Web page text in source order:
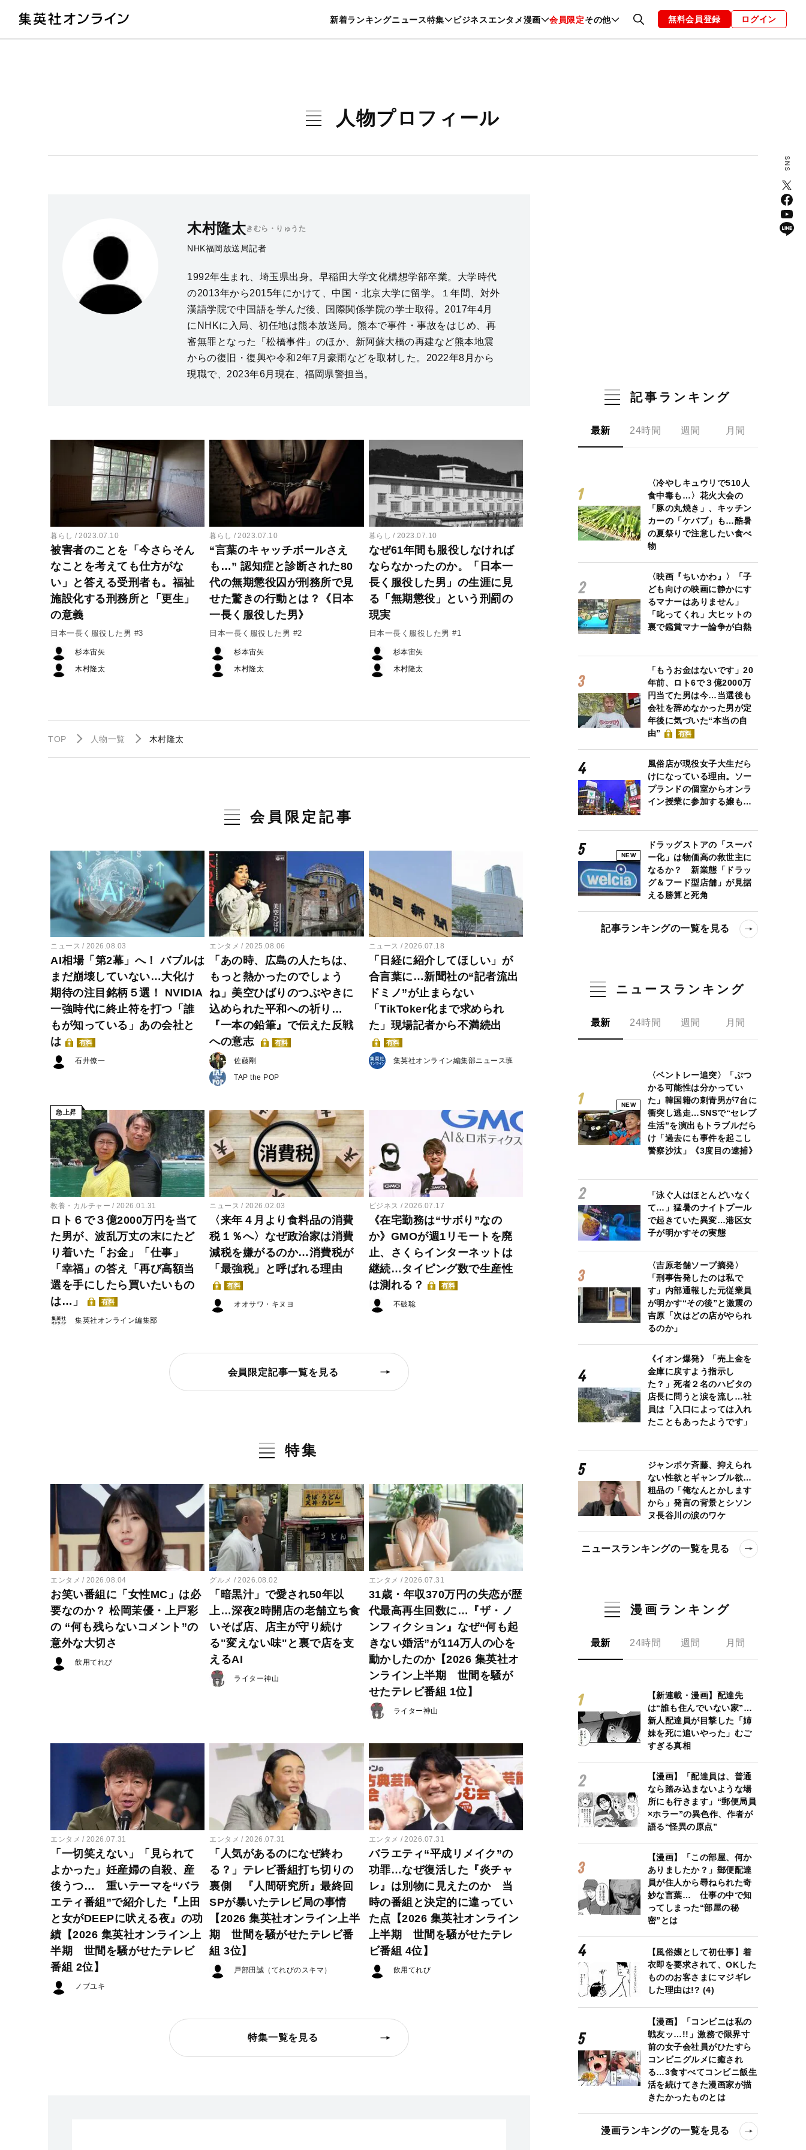
新着ランキングニュース特集 ビジネスエンタメ漫画 会員限定その他
暮らし スポーツ ヘルスケア 美容 グルメ ファッション 恋愛・結婚 編集部 お知らせ
無料会員登録 ログイン
人物プロフィール
木村隆太きむら・りゅうた
NHK福岡放送局記者
1992年生まれ、埼玉県出身。早稲田大学文化構想学部卒業。大学時代
の2013年から2015年にかけて、中国・北京大学に留学。１年間、対外
漢語学院で中国語を学んだ後、国際関係学院の学士取得。2017年4月
にNHKに入局、初任地は熊本放送局。熊本で事件・事故をはじめ、再
審無罪となった「松橋事件」のほか、新阿蘇大橋の再建など熊本地震
からの復旧・復興や令和2年7月豪雨などを取材した。2022年8月から
現職で、2023年6月現在、福岡県警担当。
暮らし 2023.07.10
被害者のことを「今さらそん
なことを考えても仕方がな
い」と答える受刑者も。福祉
施設化する刑務所と「更生」
の意義
日本一長く服役した男 #3
杉本宙矢
木村隆太
暮らし 2023.07.10
“言葉のキャッチボールさえ
も…” 認知症と診断された80
代の無期懲役囚が刑務所で見
せた驚きの行動とは？《日本
一長く服役した男》
日本一長く服役した男 #2
杉本宙矢
木村隆太
暮らし 2023.07.10
なぜ61年間も服役しなければ
ならなかったのか。「日本一
長く服役した男」の生涯に見
る「無期懲役」という刑罰の
現実
日本一長く服役した男 #1
杉本宙矢
木村隆太
TOP 人物一覧 木村隆太
会員限定記事
ニュース 2026.08.03
AI相場「第2幕」へ！ バブルは
まだ崩壊していない…大化け
期待の注目銘柄５選！ NVIDIA
一強時代に終止符を打つ「誰
もが知っている」あの会社と
は
有料
石井僚一
エンタメ 2025.08.06
「あの時、広島の人たちは、
もっと熱かったのでしょう
ね」美空ひばりのつぶやきに
込められた平和への祈り…
『一本の鉛筆』で伝えた反戦
への意志
有料
佐藤剛
TAP the POP
ニュース 2026.07.18
「日経に紹介してほしい」が
合言葉に…新聞社の“記者流出
ドミノ”が止まらない
「TikToker化まで求められ
た」現場記者から不満続出
有料
集英社オンライン編集部ニュース班
急上昇
教養・カルチャー 2026.01.31
ロト６で３億2000万円を当て
た男が、波乱万丈の末にたど
り着いた「お金」「仕事」
「幸福」の答え「再び高額当
選を手にしたら買いたいもの
は…」
有料
集英社オンライン編集部
ニュース 2026.02.03
〈来年４月より食料品の消費
税１％へ〉なぜ政治家は消費
減税を嫌がるのか…消費税が
「最強税」と呼ばれる理由
有料
オオサワ・キヌヨ
ビジネス 2026.07.17
《在宅勤務は“サボり”なの
か》GMOが週1リモートを廃
止、さくらインターネットは
継続…タイピング数で生産性
は測れる？
有料
不破聡
会員限定記事一覧を見る
特集
エンタメ 2026.08.04
お笑い番組に「女性MC」は必
要なのか？ 松岡茉優・上戸彩
の “何も残らないコメント”の
意外な大切さ
飲用てれび
グルメ 2026.08.02
「暗黒汁」で愛され50年以
上…深夜2時開店の老舗立ち食
いそば店、店主が守り続け
る"変えない味"と裏で店を支
えるAI
ライター神山
エンタメ 2026.07.31
31歳・年収370万円の失恋が歴
代最高再生回数に…『ザ・ノ
ンフィクション』なぜ“何も起
きない婚活”が114万人の心を
動かしたのか【2026 集英社オ
ンライン上半期 世間を騒が
せたテレビ番組 1位】
ライター神山
エンタメ 2026.07.31
「一切笑えない」「見られて
よかった」妊産婦の自殺、産
後うつ… 重いテーマを“バラ
エティ番組”で紹介した『上田
と女がDEEPに吠える夜』の功
績【2026 集英社オンライン上
半期 世間を騒がせたテレビ
番組 2位】
ノブユキ
エンタメ 2026.07.31
「人気があるのになぜ終わ
る？」テレビ番組打ち切りの
裏側 『人間研究所』最終回
SPが暴いたテレビ局の事情
【2026 集英社オンライン上半
期 世間を騒がせたテレビ番
組 3位】
戸部田誠（てれびのスキマ）
エンタメ 2026.07.31
バラエティ“平成リメイク”の
功罪…なぜ復活した『炎チャ
レ』は別物に見えたのか 当
時の番組と決定的に違ってい
た点【2026 集英社オンライン
上半期 世間を騒がせたテレ
ビ番組 4位】
飲用てれび
特集一覧を見る
記事ランキング
最新 24時間 週間 月間
〈冷やしキュウリで510人
食中毒も…〉花火大会の
「豚の丸焼き」、キッチン
カーの「ケバブ」も…酷暑
の夏祭りで注意したい食べ
物
〈映画『ちいかわ』〉「子
ども向けの映画に静かにす
るマナーはありません」
「叱ってくれ」大ヒットの
裏で鑑賞マナー論争が白熱
「もうお金はないです」20
年前、ロト6で３億2000万
円当てた男は今…当選後も
会社を辞めなかった男が定
年後に気づいた“本当の自
由”
有料
風俗店が現役女子大生だら
けになっている理由。ソー
プランドの個室からオンラ
イン授業に参加する嬢も…
NEW
ドラッグストアの「スーパ
ー化」は物価高の救世主に
なるか？ 新業態「ドラッ
グ＆フード型店舗」が見据
える勝算と死角
記事ランキングの一覧を見る
ニュースランキング
最新 24時間 週間 月間
NEW
〈ベントレー追突〉「ぶつ
かる可能性は分かってい
た」韓国籍の刺青男が7台に
衝突し逃走…SNSで“セレブ
生活”を演出もトラブルだら
け「過去にも事件を起こし
警察沙汰」《3度目の逮捕》
「泳ぐ人はほとんどいなく
て…」猛暑のナイトプール
で起きていた異変…港区女
子が明かすその実態
〈吉原老舗ソープ摘発〉
「刑事告発したのは私で
す」内部通報した元従業員
が明かす“その後”と激震の
吉原「次はどの店がやられ
るのか」
《イオン爆発》「売上金を
金庫に戻すよう指示し
た？」死者２名のハビタの
店長に問うと涙を流し…社
員は「入口によっては入れ
たこともあったようです」
ジャンポケ斉藤、抑えられ
ない性欲とギャンブル欲…
粗品の「俺なんとかします
から」発言の背景とシソン
ヌ長谷川の涙のワケ
ニュースランキングの一覧を見る
漫画ランキング
最新 24時間 週間 月間
【新連載・漫画】配達先
は“誰も住んでいない家”…
新人配達員が目撃した「姉
妹を死に追いやった」むご
すぎる真相
【漫画】「配達員は、普通
なら踏み込まないような場
所にも行きます」“郵便局員
×ホラー”の異色作、作者が
語る“怪異の原点”
【漫画】「この部屋、何か
ありましたか？」郵便配達
員が住人から尋ねられた奇
妙な言葉… 仕事の中で知
ってしまった“部屋の秘
密”とは
【風俗嬢として初仕事】着
衣即を要求されて、OKした
もののお客さまにマジギレ
した理由は!? (4)
【漫画】「コンビニは私の
戦友ッ…!!」激務で限界寸
前の女子会社員がひたすら
コンビニグルメに癒され
る…3食すべてコンビニ飯生
活を続けてきた漫画家が描
きたかったものとは
漫画ランキングの一覧を見る